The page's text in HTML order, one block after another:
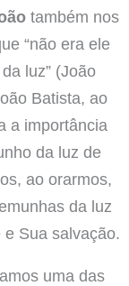
também nos
“não era ele
luz” (João
Batista, ao
a importância
da luz de
ao orarmos,
da luz
Sua salvação.
uma das